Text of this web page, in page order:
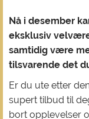
Nå i desember
eksklusiv
samtidig være
tilsvarende det
Er du ute etter
supert tilbud til
bort opplevelser